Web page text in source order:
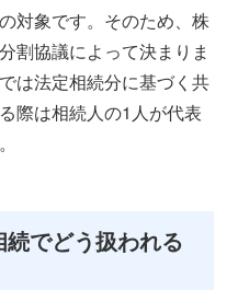
対象です。そのため、株
割協議によって決まりま
は法定相続分に基づく共
際は相続人の1人が代表
でどう扱われる